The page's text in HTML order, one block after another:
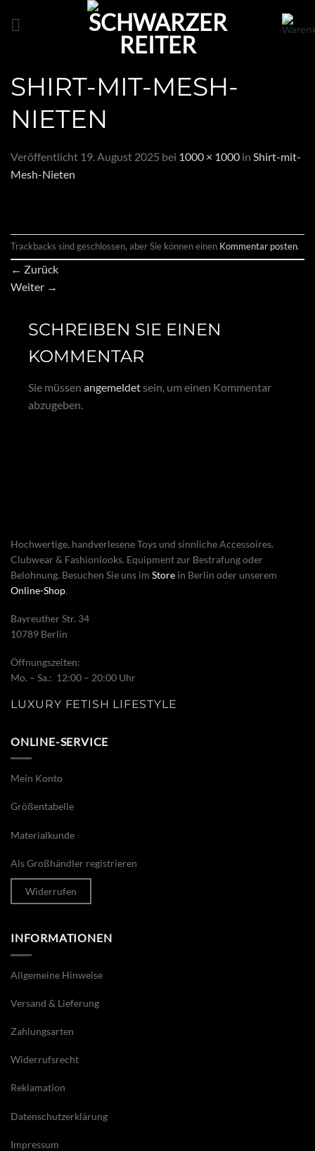
SHIRT-MIT-MESH-
NIETEN
Veröffentlicht 19. August 2025 bei 1000 × 1000 in Shirt-mit-
Mesh-Nieten
Trackbacks sind geschlossen, aber Sie können einen Kommentar posten.
← Zurück
Weiter →
SCHREIBEN SIE EINEN
KOMMENTAR
Sie müssen angemeldetsein, um einen Kommentar
abzugeben.
Hochwertige, handverlesene Toys und sinnliche Accessoires.
Clubwear & Fashionlooks. Equipment zur Bestrafung oder
Belohnung. Besuchen Sie uns im Store in Berlin oder unserem
Online-Shop.
Bayreuther Str. 34
10789 Berlin
Öffnungszeiten:
Mo. – Sa.: 12:00 – 20:00 Uhr
LUXURY FETISH LIFESTYLE
ONLINE-SERVICE
Mein Konto
Größentabelle
Materialkunde
Als Großhändler registrieren
Widerrufen
INFORMATIONEN
Allgemeine Hinweise
Versand & Lieferung
Zahlungsarten
Widerrufsrecht
Reklamation
Datenschutzerklärung
Impressum